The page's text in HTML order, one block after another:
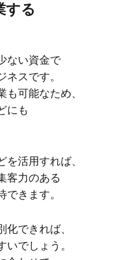
する​
ない​資金で​
スです。​
可能な​ため、​
にも​
活用すれば、​
客力の​ある​
きます。
できれば、​
いでしょう。​